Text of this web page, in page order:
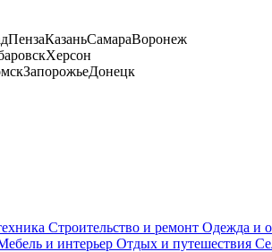
ПензаКазаньСамараВоронеж
Херсон
ЗапорожьеДонецк
Строительство и ремонт Одежда и
и интерьер Отдых и путешествия